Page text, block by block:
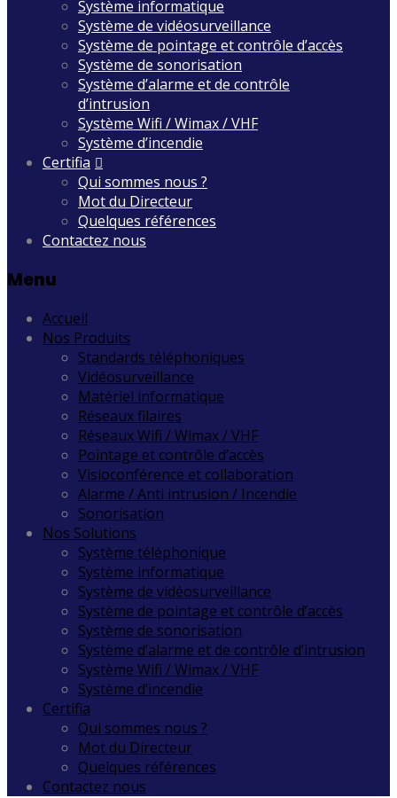
Système informatique
Système de vidéosurveillance
Système de pointage et contrôle d’accès
Système de sonorisation
Système d’alarme et de contrôle
d’intrusion
Système Wifi / Wimax / VHF
Système d’incendie
Certifia
Qui sommes nous ?
Mot du Directeur
Quelques références
Contactez nous
Menu
Accueil
Nos Produits
Standards téléphoniques
Vidéosurveillance
Matériel informatique
Réseaux filaires
Réseaux Wifi / Wimax / VHF
Pointage et contrôle d’accès
Visioconférence et collaboration
Alarme / Anti intrusion / Incendie
Sonorisation
Nos Solutions
Système téléphonique
Système informatique
Système de vidéosurveillance
Système de pointage et contrôle d’accès
Système de sonorisation
Système d’alarme et de contrôle d’intrusion
Système Wifi / Wimax / VHF
Système d’incendie
Certifia
Qui sommes nous ?
Mot du Directeur
Quelques références
Contactez nous
Translate